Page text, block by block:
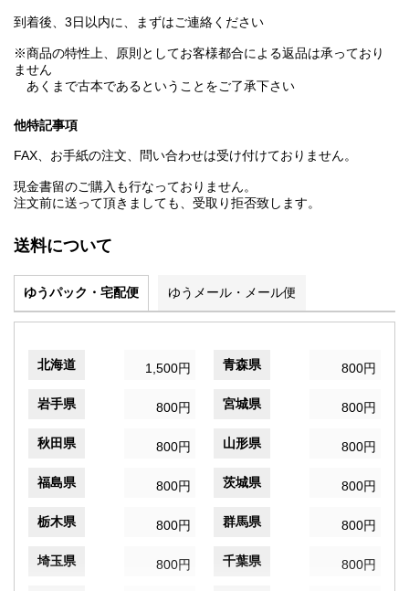
到着後、3日以内に、まずはご連絡ください
※商品の特性上、原則としてお客様都合による返品は承っており
ません
あくまで古本であるということをご了承下さい
他特記事項
FAX、お手紙の注文、問い合わせは受け付けておりません。
現金書留のご購入も行なっておりません。
注文前に送って頂きましても、受取り拒否致します。
送料について
ゆうパック・宅配便 ゆうメール・メール便
北海道 1,500円 青森県 800円
岩手県 800円 宮城県 800円
秋田県 800円 山形県 800円
福島県 800円 茨城県 800円
栃木県 800円 群馬県 800円
埼玉県 800円 千葉県 800円